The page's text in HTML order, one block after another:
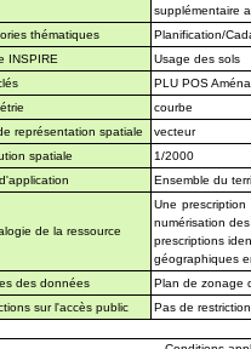
supplémentaire
thématiques
Planification/
INSPIRE
Usage des sols
PLU POS
courbe
représentation spatiale
vecteur
spatiale
1/2000
Ensemble du
de la ressource
Une
numérisation
prescriptions
géographiques
des données
Plan de zonage
sur l'accès public
Pas de